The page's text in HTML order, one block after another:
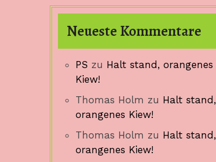
Neueste Kommentare
PS zu Halt stand, orangenes
Kiew!
Thomas Holm zu Halt stand,
orangenes Kiew!
Thomas Holm zu Halt stand,
orangenes Kiew!